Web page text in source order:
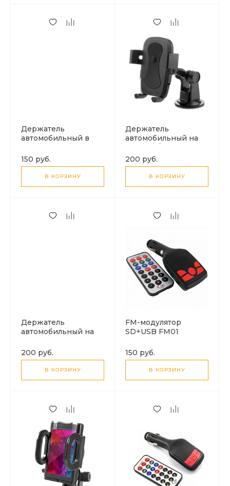
Держатель
автомобильный в
150 руб.
В КОРЗИНУ
Держатель
автомобильный на
ML015
200 руб.
В КОРЗИНУ
Держатель
автомобильный на
зажимами ML-
04/VCS0103
200 руб.
В КОРЗИНУ
FM-модулятор
SD+USB FM01
150 руб.
В КОРЗИНУ